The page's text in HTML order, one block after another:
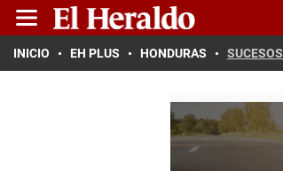
INICIO EH PLUS HONDURAS SUCESOS